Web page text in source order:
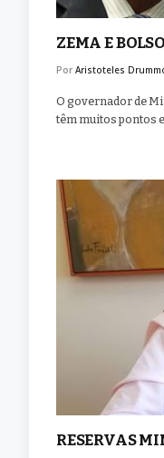
ZEMA E
Por Aristoteles
O governador de
têm muitos pontos
RESERVAS